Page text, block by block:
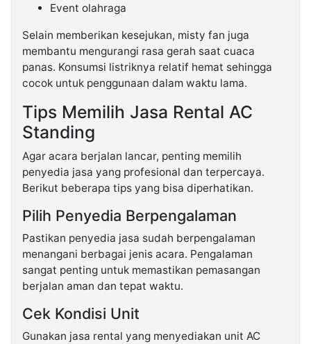
Event olahraga
Selain memberikan kesejukan, misty fan juga
membantu mengurangi rasa gerah saat cuaca
panas. Konsumsi listriknya relatif hemat sehingga
cocok untuk penggunaan dalam waktu lama.
Tips Memilih Jasa Rental AC
Standing
Agar acara berjalan lancar, penting memilih
penyedia jasa yang profesional dan terpercaya.
Berikut beberapa tips yang bisa diperhatikan.
Pilih Penyedia Berpengalaman
Pastikan penyedia jasa sudah berpengalaman
menangani berbagai jenis acara. Pengalaman
sangat penting untuk memastikan pemasangan
berjalan aman dan tepat waktu.
Cek Kondisi Unit
Gunakan jasa rental yang menyediakan unit AC